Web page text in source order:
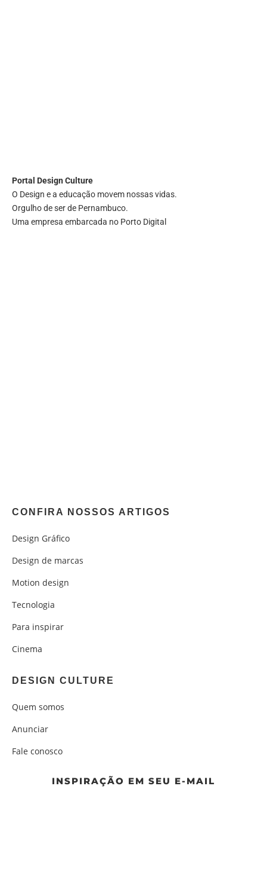
Portal Design Culture
O Design e a educação movem nossas vidas.
Orgulho de ser de Pernambuco.
Uma empresa embarcada no Porto Digital
CONFIRA NOSSOS ARTIGOS
Design Gráfico
Design de marcas
Motion design
Tecnologia
Para inspirar
Cinema
DESIGN CULTURE
Quem somos
Anunciar
Fale conosco
INSPIRAÇÃO EM SEU E-MAIL